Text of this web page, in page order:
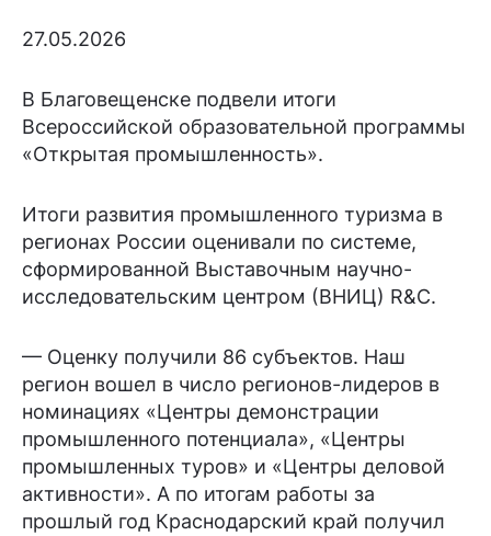
27.05.2026
В Благовещенске подвели итоги
Всероссийской образовательной программы
«Открытая промышленность».
Итоги развития промышленного туризма в
регионах России оценивали по системе,
сформированной Выставочным научно-
исследовательским центром (ВНИЦ) R&C.
— Оценку получили 86 субъектов. Наш
регион вошел в число регионов-лидеров в
номинациях «Центры демонстрации
промышленного потенциала», «Центры
промышленных туров» и «Центры деловой
активности». А по итогам работы за
прошлый год Краснодарский край получил